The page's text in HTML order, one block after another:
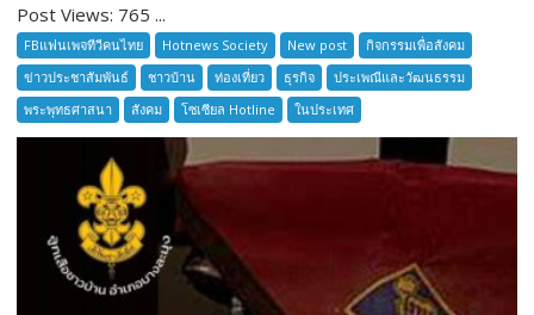
เล่า
ตำนาน
เมือง
โบราณ
สมุทรปราการ
Post Views: 765 ...
FBแฟนเพจทีวีคนไทย Hotnews Society New post
กิจกรรมเพื่อสังคม
ข่าวประชาสัมพันธ์
ชาวบ้าน ท่องเที่ยว ธุรกิจ
ประเพณีและวัฒนธรรม
พระพุทธศาสนา
สังคม โซเซียล Hotline ในประเทศ